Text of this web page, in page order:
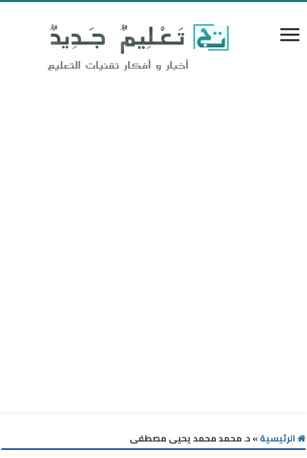
الرئيسية»د. محمد محمد يحيى مصطفى